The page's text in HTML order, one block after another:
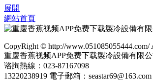
展開
網站首頁
CopyRight © http://www.051085055444.com/
重慶香蕉视频APP免费下载製冷設備有限公
谘詢熱線：023-87167098
13220238919 電子郵箱：